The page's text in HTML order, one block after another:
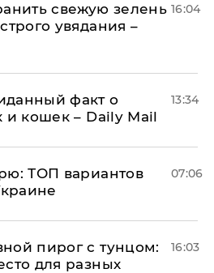
свежую зелень
увядания –
16:04
факт о
и кошек – Daily Mail
13:34
ТОП вариантов
07:06
пирог с тунцом:
для разных
16:03